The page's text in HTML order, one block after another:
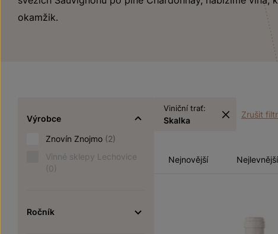
okamžik.
Výrobce
Znovín Znojmo (2)
Vinné sklepy Lechovice
(0)
Ročník
Viniční trať:
Skalka
Zrušit
Nejnovější Nejlevnější